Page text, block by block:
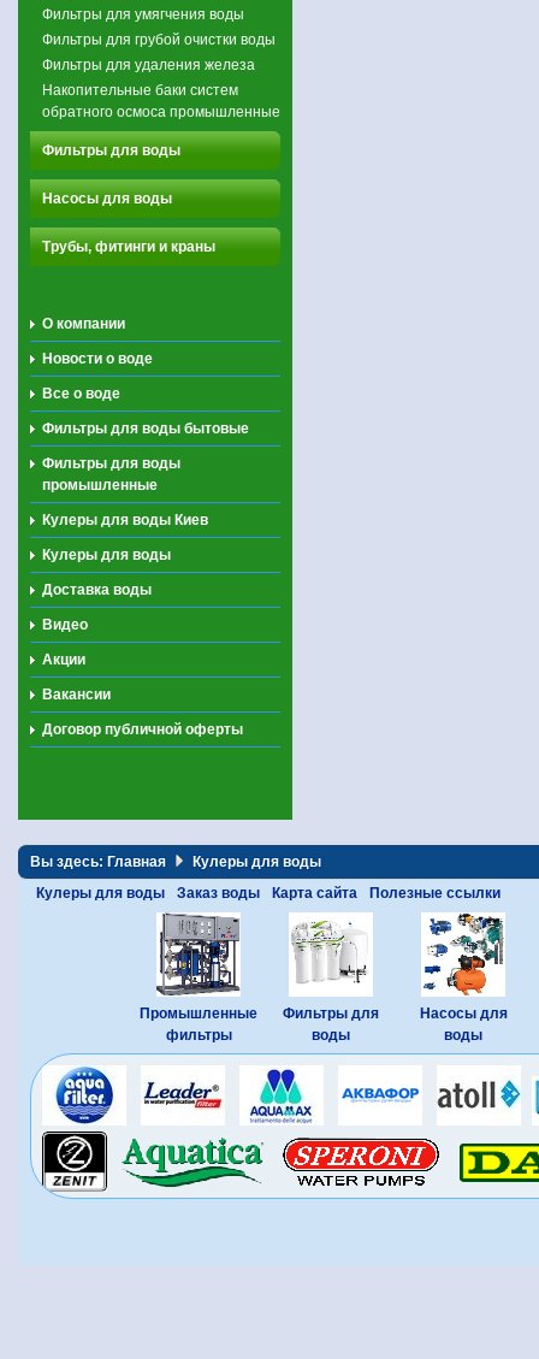
Фильтры для умягчения воды
Фильтры для грубой очистки воды
Фильтры для удаления железа
Накопительные баки систем
обратного осмоса промышленные
Фильтры для воды
Насосы для воды
Трубы, фитинги и краны
О компании
Новости о воде
Все о воде
Фильтры для воды бытовые
Фильтры для воды
промышленные
Кулеры для воды Киев
Кулеры для воды
Доставка воды
Видео
Акции
Вакансии
Договор публичной оферты
Вы здесь: Главная
Кулеры для воды
Кулеры для воды
Заказ воды Карта сайта Полезные ссылки
Промышленные
фильтры
Фильтры для
воды
Насосы для
воды